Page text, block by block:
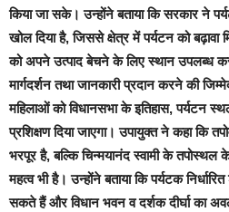
किया जा सके। उन्होंने बताया कि सरकार ने
खोल दिया है, जिससे क्षेत्र में पर्यटन को बढ़ावा
को अपने उत्पाद बेचने के लिए स्थान उपलब्ध
मार्गदर्शन तथा जानकारी प्रदान करने की
महिलाओं को विधानसभा के इतिहास, पर्यटन
प्रशिक्षण दिया जाएगा। उपायुक्त ने कहा कि
भरपूर है, बल्कि चिन्मयानंद स्वामी के
महत्व भी है। उन्होंने बताया कि पर्यटक
सकते हैं और विधान भवन व दर्शक दीर्घा